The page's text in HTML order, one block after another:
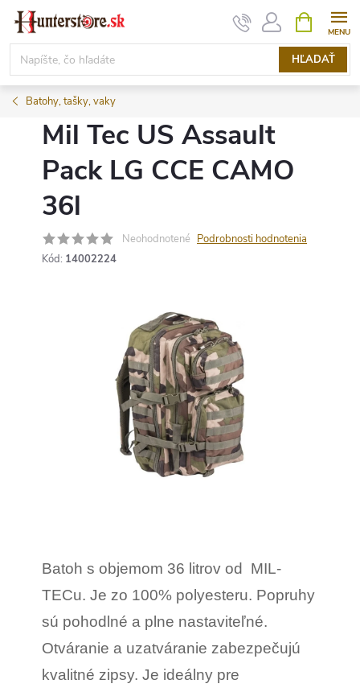
Prejsť
obsah
HĽADAŤ
KOŠÍK
Batohy, tašky, vaky
Mil Tec US Assault
Pack LG CCE CAMO
36l
Neohodnotené Podrobnosti hodnotenia
Kód: 14002224
Batoh s objemom 36 litrov od MIL-
TECu. Je zo 100% polyesteru. Popruhy
sú pohodlné a plne nastaviteľné.
Otváranie a uzatváranie zabezpečujú
kvalitné zipsy. Je ideálny pre